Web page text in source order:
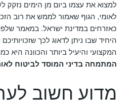
למצוא את עצמו ביום מן הימים נזקק
לאומי, הגוף שאמור לממש את רוב
כאזרחים במדינת ישראל. במאמר
היחיד שבו ניתן לדאוג לכך
המקצועי והיעיל ביותר והכוונה היא
המתמחה בדיני המוסד לביטוח
מדוע חשוב